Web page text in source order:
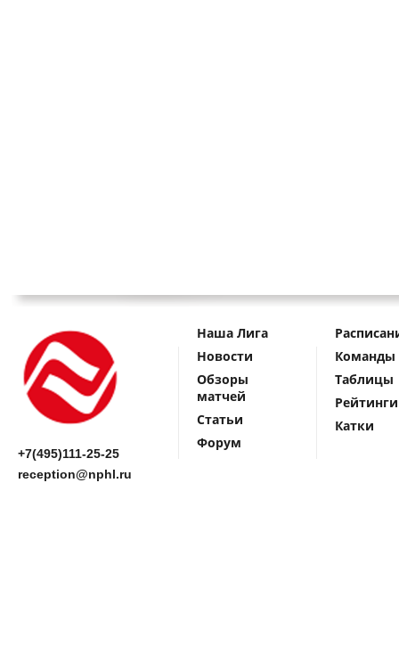
+7(495)111-25-25
reception@nphl.ru
Наша Лига
Новости
Обзоры
матчей
Статьи
Форум
Команды
Таблицы
Рейтинги
Катки